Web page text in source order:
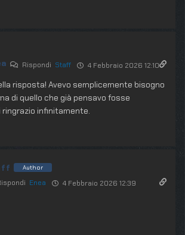
Rispondi Staff 4 Febbraio 2026 12:10
risposta! Avevo semplicemente bisogno
di quello che già pensavo fosse
ringrazio infinitamente.
Author
Enea 4 Febbraio 2026 12:39